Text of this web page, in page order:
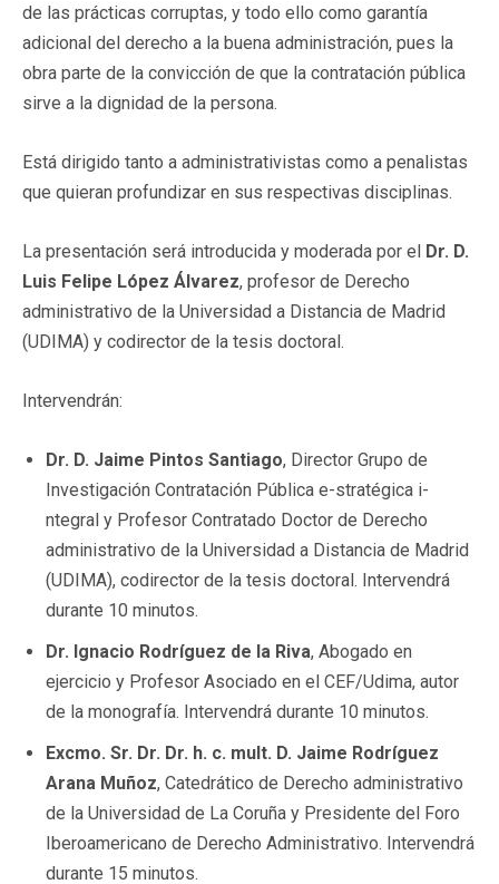
de las prácticas corruptas, y todo ello como garantía
adicional del derecho a la buena administración, pues la
obra parte de la convicción de que la contratación pública
sirve a la dignidad de la persona.
Está dirigido tanto a administrativistas como a penalistas
que quieran profundizar en sus respectivas disciplinas.
La presentación será introducida y moderada por el Dr. D.
Luis Felipe López Álvarez, profesor de Derecho
administrativo de la Universidad a Distancia de Madrid
(UDIMA) y codirector de la tesis doctoral.
Intervendrán:
Dr. D. Jaime Pintos Santiago, Director Grupo de
Investigación Contratación Pública e-stratégica i-
ntegral y Profesor Contratado Doctor de Derecho
administrativo de la Universidad a Distancia de Madrid
(UDIMA), codirector de la tesis doctoral. Intervendrá
durante 10 minutos.
Dr. Ignacio Rodríguez de la Riva, Abogado en
ejercicio y Profesor Asociado en el CEF/Udima, autor
de la monografía. Intervendrá durante 10 minutos.
Excmo. Sr. Dr. Dr. h. c. mult. D. Jaime Rodríguez
Arana Muñoz, Catedrático de Derecho administrativo
de la Universidad de La Coruña y Presidente del Foro
Iberoamericano de Derecho Administrativo. Intervendrá
durante 15 minutos.